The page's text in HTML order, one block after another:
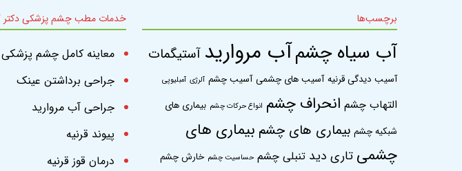
برچسب‌ها
آب سیاه چشمآب مروارید آستیگمات
آسیب دیدگی قرنیه آسیب های چشمی آسیب چشم آلرژی آمبلیوپی
التهاب چشم انحراف چشم انواع حرکات چشم بیماری های
شبکیه چشم بیماری های چشم بیماری های
چشمی تاری دید تنبلی چشم حساسیت چشم خارش چشم
خدمات مطب چشم پزشکی دکتر
معاینه کامل چشم پزشکی
جراحی برداشتن عینک
جراحی آب مروارید
پیوند قرنیه
درمان قوز قرنیه